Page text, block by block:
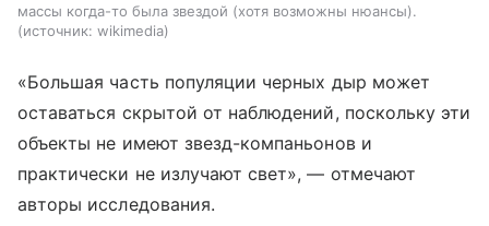
массы когда-то была звездой (хотя возможны нюансы).
источник: wikimedia
«Большая часть популяции черных дыр может
оставаться скрытой от наблюдений, поскольку эти
объекты не имеют звезд-компаньонов и
практически не излучают свет», — отмечают
авторы исследования.